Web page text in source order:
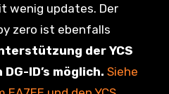
wenig updates. Der
zero ist ebenfalls
der YCS
ID’s möglich. Siehe